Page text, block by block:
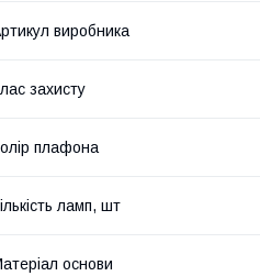
виробника
захисту
плафона
ламп, шт
основи